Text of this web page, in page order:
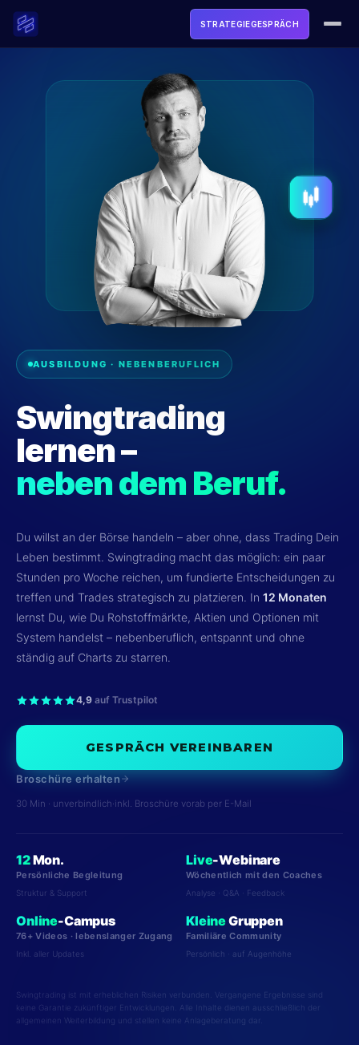
STRATEGIEGESPRÄCH
LOGIN
STRATEGIEGESPRÄCH BUCHEN →
AUSBILDUNG · NEBENBERUFLICH
Swingtrading
lernen –
neben dem Beruf.
Du willst an der Börse handeln – aber ohne, dass Trading Dein
Leben bestimmt. Swingtrading macht das möglich: ein paar
Stunden pro Woche reichen, um fundierte Entscheidungen zu
treffen und Trades strategisch zu platzieren. In 12 Monaten
lernst Du, wie Du Rohstoffmärkte, Aktien und Optionen mit
System handelst – nebenberuflich, entspannt und ohne
ständig auf Charts zu starren.
4,9 auf Trustpilot
GESPRÄCH VEREINBAREN
Broschüre erhalten
30 Min · unverbindlich·inkl. Broschüre vorab per E-Mail
12Mon.
Persönliche Begleitung
Struktur & Support
Live-Webinare
Wöchentlich mit den Coaches
Analyse · Q&A · Feedback
Online-Campus
76+ Videos · lebenslanger Zugang
Inkl. aller Updates
KleineGruppen
Familiäre Community
Persönlich · auf Augenhöhe
Swingtrading ist mit erheblichen Risiken verbunden. Vergangene Ergebnisse sind
keine Garantie zukünftiger Entwicklungen. Alle Inhalte dienen ausschließlich der
allgemeinen Weiterbildung und stellen keine Anlageberatung dar.